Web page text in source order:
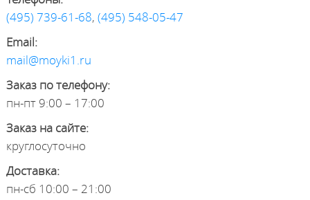
(495) 739-61-68, (495) 548-05-47
Email:
mail@moyki1.ru
Заказ по телефону:
пн-пт 9:00 – 17:00
Заказ на сайте:
круглосуточно
Доставка:
пн-сб 10:00 – 21:00